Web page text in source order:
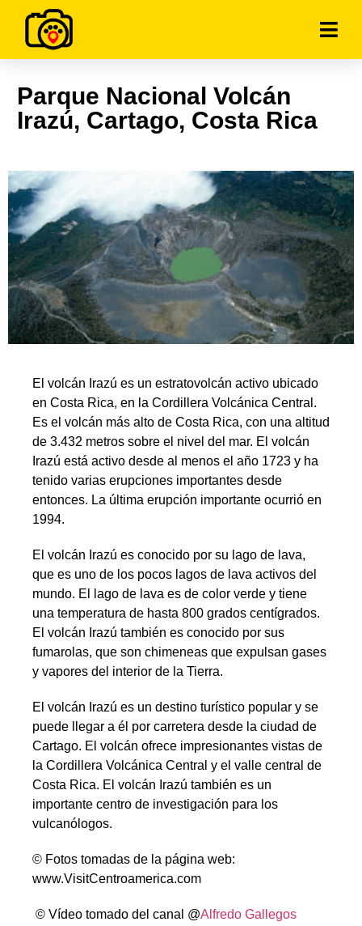
Parque Nacional Volcán
Irazú, Cartago, Costa Rica
El volcán Irazú es un estratovolcán activo ubicado
en Costa Rica, en la Cordillera Volcánica Central.
Es el volcán más alto de Costa Rica, con una altitud
de 3.432 metros sobre el nivel del mar. El volcán
Irazú está activo desde al menos el año 1723 y ha
tenido varias erupciones importantes desde
entonces. La última erupción importante ocurrió en
1994.
El volcán Irazú es conocido por su lago de lava,
que es uno de los pocos lagos de lava activos del
mundo. El lago de lava es de color verde y tiene
una temperatura de hasta 800 grados centígrados.
El volcán Irazú también es conocido por sus
fumarolas, que son chimeneas que expulsan gases
y vapores del interior de la Tierra.
El volcán Irazú es un destino turístico popular y se
puede llegar a él por carretera desde la ciudad de
Cartago. El volcán ofrece impresionantes vistas de
la Cordillera Volcánica Central y el valle central de
Costa Rica. El volcán Irazú también es un
importante centro de investigación para los
vulcanólogos.
© Fotos tomadas de la página web:
www.VisitCentroamerica.com
© Vídeo tomado del canal @Alfredo Gallegos